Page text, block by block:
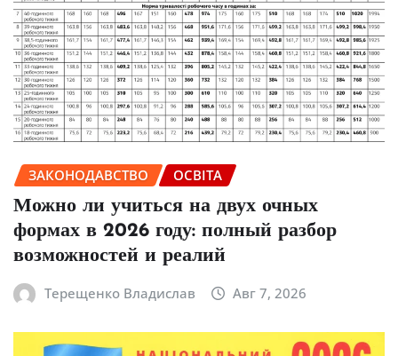
ЗАКОНОДАВСТВО ОСВІТА
Можно ли учиться на двух очных
формах в 2026 году: полный разбор
возможностей и реалий
Терещенко Владислав Авг 7, 2026